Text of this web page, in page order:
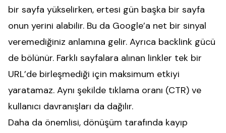
bir sayfa yükselirken, ertesi gün başka bir sayfa
onun yerini alabilir. Bu da Google’a net bir sinyal
veremediğiniz anlamına gelir. Ayrıca backlink gücü
de bölünür. Farklı sayfalara alınan linkler tek bir
URL’de birleşmediği için maksimum etkiyi
yaratamaz. Aynı şekilde tıklama oranı (CTR) ve
kullanıcı davranışları da dağılır.
Daha da önemlisi, dönüşüm tarafında kayıp